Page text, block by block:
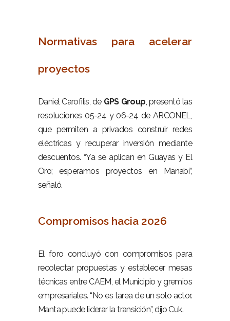
Normativas para acelerar
proyectos
Daniel Carofilis, de GPS Group, presentó las
resoluciones 05-24 y 06-24 de ARCONEL,
que permiten a privados construir redes
eléctricas y recuperar inversión mediante
descuentos. “Ya se aplican en Guayas y El
Oro; esperamos proyectos en Manabí”,
señaló.
Compromisos hacia 2026
El foro concluyó con compromisos para
recolectar propuestas y establecer mesas
técnicas entre CAEM, el Municipio y gremios
empresariales. “No es tarea de un solo actor.
Manta puede liderar la transición”, dijo Cuk.